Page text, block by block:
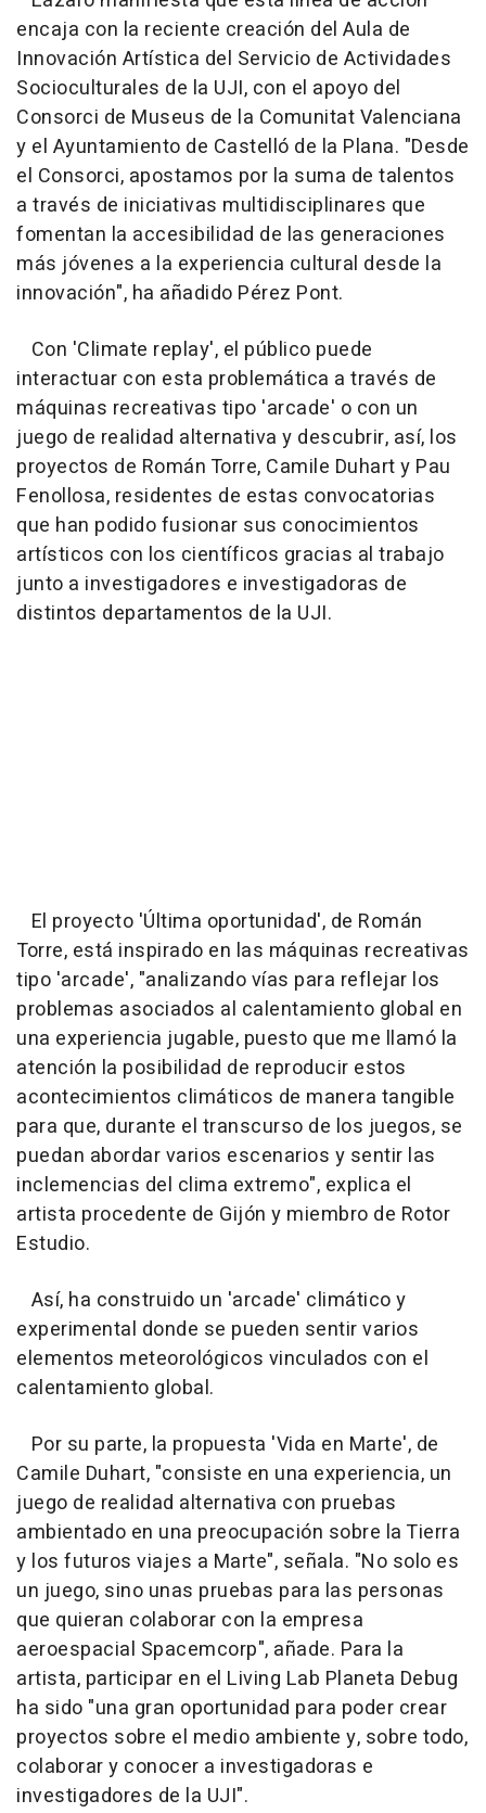
encaja con la reciente creación del Aula de
Innovación Artística del Servicio de Actividades
Socioculturales de la UJI, con el apoyo del
Consorci de Museus de la Comunitat Valenciana
y el Ayuntamiento de Castelló de la Plana. "Desde
el Consorci, apostamos por la suma de talentos
a través de iniciativas multidisciplinares que
fomentan la accesibilidad de las generaciones
más jóvenes a la experiencia cultural desde la
innovación", ha añadido Pérez Pont.
Con 'Climate replay', el público puede
interactuar con esta problemática a través de
máquinas recreativas tipo 'arcade' o con un
juego de realidad alternativa y descubrir, así, los
proyectos de Román Torre, Camile Duhart y Pau
Fenollosa, residentes de estas convocatorias
que han podido fusionar sus conocimientos
artísticos con los científicos gracias al trabajo
junto a investigadores e investigadoras de
distintos departamentos de la UJI.
El proyecto 'Última oportunidad', de Román
Torre, está inspirado en las máquinas recreativas
tipo 'arcade', "analizando vías para reflejar los
problemas asociados al calentamiento global en
una experiencia jugable, puesto que me llamó la
atención la posibilidad de reproducir estos
acontecimientos climáticos de manera tangible
para que, durante el transcurso de los juegos, se
puedan abordar varios escenarios y sentir las
inclemencias del clima extremo", explica el
artista procedente de Gijón y miembro de Rotor
Estudio.
Así, ha construido un 'arcade' climático y
experimental donde se pueden sentir varios
elementos meteorológicos vinculados con el
calentamiento global.
Por su parte, la propuesta 'Vida en Marte', de
Camile Duhart, "consiste en una experiencia, un
juego de realidad alternativa con pruebas
ambientado en una preocupación sobre la Tierra
y los futuros viajes a Marte", señala. "No solo es
un juego, sino unas pruebas para las personas
que quieran colaborar con la empresa
aeroespacial Spacemcorp", añade. Para la
artista, participar en el Living Lab Planeta Debug
ha sido "una gran oportunidad para poder crear
proyectos sobre el medio ambiente y, sobre todo,
colaborar y conocer a investigadoras e
investigadores de la UJI".